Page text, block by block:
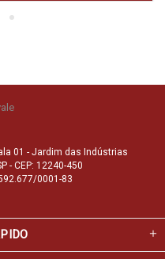
01 - Jardim das Indústrias
- CEP: 12240-450
0001-83